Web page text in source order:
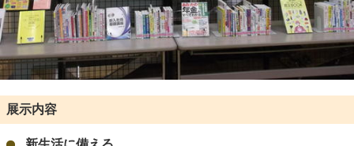
展示内容